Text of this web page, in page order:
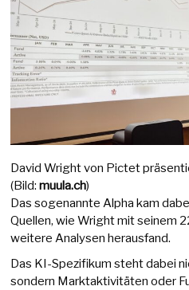
David Wright von Pictet
(Bild:muula.ch)
Das sogenannte Alpha kam
Quellen, wie Wright mit seinem
weitere Analysen herausfand.
Das KI-Spezifikum steht dabei
sondern Marktaktivitäten oder